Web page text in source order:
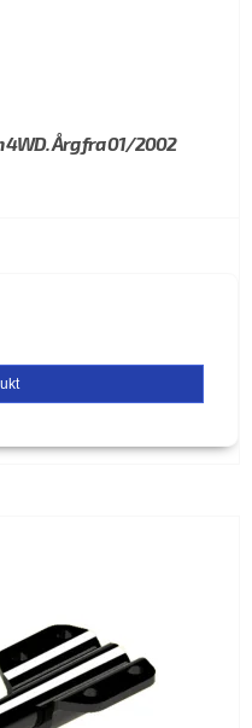
4WD. Årg fra 01/2002